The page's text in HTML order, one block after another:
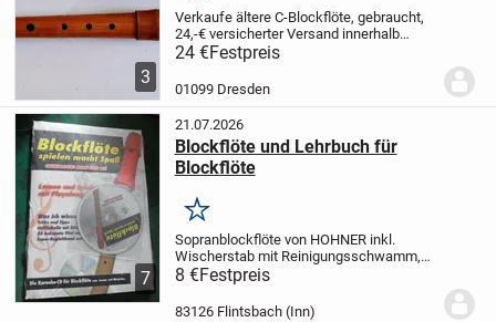
3
Verkaufe ältere C-Blockflöte, gebraucht,
24,-€ versicherter Versand innerhalb
Deutschlands möglich,
privat, keine Garantien, Gewährleistung
oder Rücknahme
24 €Festpreis
01099 Dresden
7
21.07.2026
Blockflöte und Lehrbuch für
Blockflöte
Merken
Sopranblockflöte von HOHNER inkl.
Wischerstab mit Reinigungsschwamm,
Kunststoffhülle, Sticker-Set, Vollversion
der App Flute Master und Downloadlink
für Flute Master E-Book (55 Seiten).
8 €Festpreis
83126 Flintsbach (Inn)